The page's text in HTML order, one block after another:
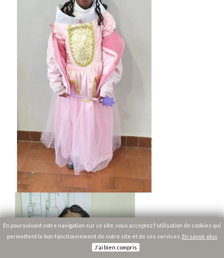
En poursuivant votre navigation sur ce site, vous acceptez l'utilisation de cookies qui
permettent le bon fonctionnement de notre site et de ses services. En savoir plus
J'ai bien compris